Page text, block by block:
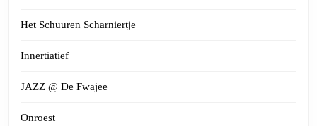
Het Schuuren Scharniertje
Innertiatief
JAZZ @ De Fwajee
Onroest